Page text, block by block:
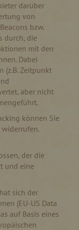
darüber
von
bzw.
durch, die
mit den
Dabei
(z.B. Zeitpunkt
aber nicht
können Sie
der die
und eine
sich der
(EU-US Data
auf Basis eines